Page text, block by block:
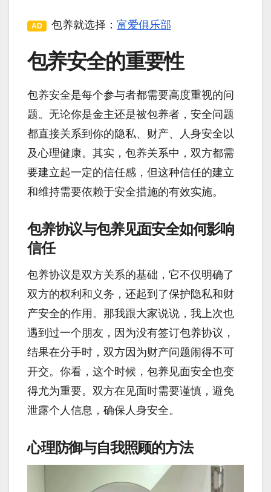
AD 包养就选择： 富爱俱乐部
包养安全的重要性
包养安全是每个参与者都需要高度重视的问
题。无论你是金主还是被包养者，安全问题
都直接关系到你的隐私、财产、人身安全以
及心理健康。其实，包养关系中，双方都需
要建立起一定的信任感，但这种信任的建立
和维持需要依赖于安全措施的有效实施。
包养协议与包养见面安全如何影响
信任
包养协议是双方关系的基础，它不仅明确了
双方的权利和义务，还起到了保护隐私和财
产安全的作用。那我跟大家说说，我上次也
遇到过一个朋友，因为没有签订包养协议，
结果在分手时，双方因为财产问题闹得不可
开交。你看，这个时候，包养见面安全也变
得尤为重要。双方在见面时需要谨慎，避免
泄露个人信息，确保人身安全。
心理防御与自我照顾的方法